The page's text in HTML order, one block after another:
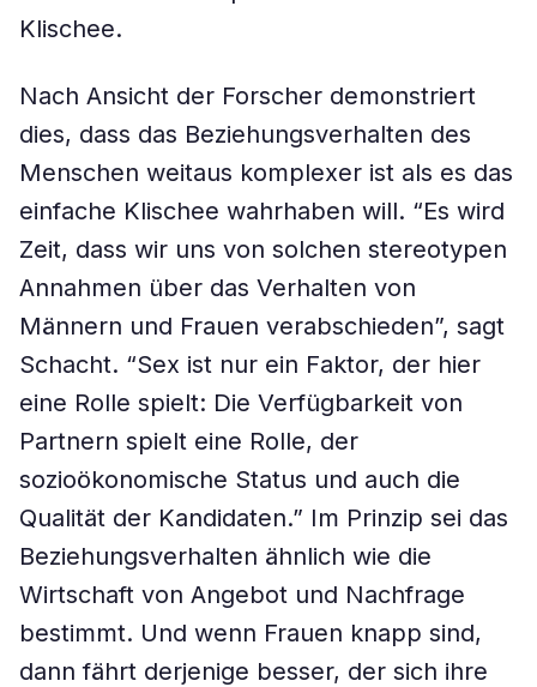
Klischee.
Nach Ansicht der Forscher demonstriert
dies, dass das Beziehungsverhalten des
Menschen weitaus komplexer ist als es das
einfache Klischee wahrhaben will. “Es wird
Zeit, dass wir uns von solchen stereotypen
Annahmen über das Verhalten von
Männern und Frauen verabschieden”, sagt
Schacht. “Sex ist nur ein Faktor, der hier
eine Rolle spielt: Die Verfügbarkeit von
Partnern spielt eine Rolle, der
sozioökonomische Status und auch die
Qualität der Kandidaten.” Im Prinzip sei das
Beziehungsverhalten ähnlich wie die
Wirtschaft von Angebot und Nachfrage
bestimmt. Und wenn Frauen knapp sind,
dann fährt derjenige besser, der sich ihre